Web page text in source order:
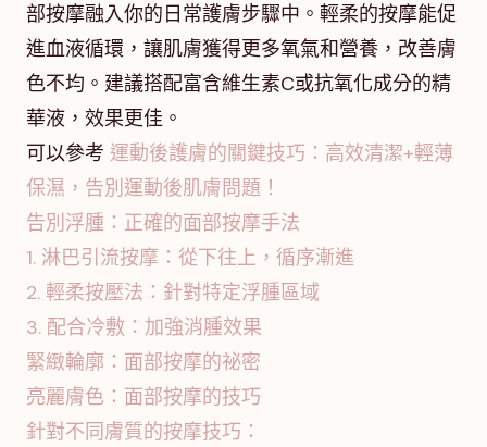
部按摩融入你的日常護膚步驟中。輕柔的按摩能促
進血液循環，讓肌膚獲得更多氧氣和營養，改善膚
色不均。建議搭配富含維生素C或抗氧化成分的精
華液，效果更佳。
可以參考 運動後護膚的關鍵技巧：高效清潔+輕薄
保濕，告別運動後肌膚問題！
告別浮腫：正確的面部按摩手法
1. 淋巴引流按摩：從下往上，循序漸進
2. 輕柔按壓法：針對特定浮腫區域
3. 配合冷敷：加強消腫效果
緊緻輪廓：面部按摩的祕密
亮麗膚色：面部按摩的技巧
針對不同膚質的按摩技巧：